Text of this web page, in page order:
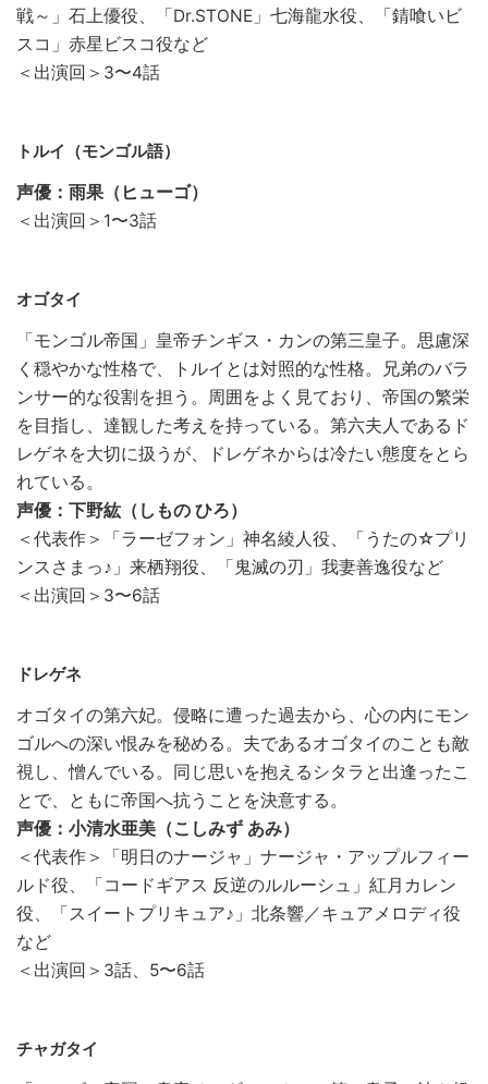
戦～」石上優役、「Dr.STONE」七海龍水役、「錆喰いビ
スコ」赤星ビスコ役など
＜出演回＞3〜4話
トルイ（モンゴル語）
声優：雨果（ヒューゴ）
＜出演回＞1〜3話
オゴタイ
「モンゴル帝国」皇帝チンギス・カンの第三皇子。思慮深
く穏やかな性格で、トルイとは対照的な性格。兄弟のバラ
ンサー的な役割を担う。周囲をよく見ており、帝国の繁栄
を目指し、達観した考えを持っている。第六夫人であるド
レゲネを大切に扱うが、ドレゲネからは冷たい態度をとら
れている。
声優：下野紘（しもの ひろ）
＜代表作＞「ラーゼフォン」神名綾人役、「うたの☆プリ
ンスさまっ♪」来栖翔役、「鬼滅の刃」我妻善逸役など
＜出演回＞3〜6話
ドレゲネ
オゴタイの第六妃。侵略に遭った過去から、心の内にモン
ゴルへの深い恨みを秘める。夫であるオゴタイのことも敵
視し、憎んでいる。同じ思いを抱えるシタラと出逢ったこ
とで、ともに帝国へ抗うことを決意する。
声優：小清水亜美（こしみず あみ）
＜代表作＞「明日のナージャ」ナージャ・アップルフィー
ルド役、「コードギアス 反逆のルルーシュ」紅月カレン
役、「スイートプリキュア♪」北条響／キュアメロディ役
など
＜出演回＞3話、5〜6話
チャガタイ